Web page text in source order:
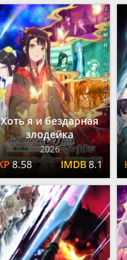
Хоть я и бездарная
злодейка
2026
8.58 8.1